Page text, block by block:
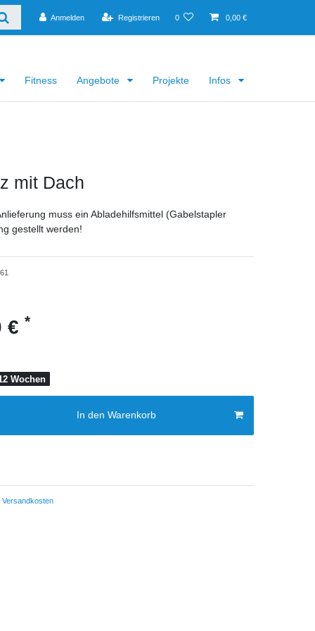
Anmelden Registrieren 0 0,00 €
Fitness Angebote Projekte Infos
mit Dach
muss ein Abladehilfsmittel (Gabelstapler
gestellt werden!
€ *
Wochen
In den Warenkorb
Versandkosten